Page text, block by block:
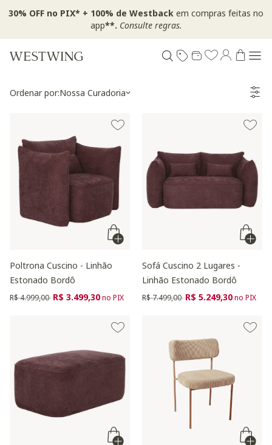
30% OFF no PIX* + 100% de Westback em compras feitas no
app**. Consulte regras.
Ordenar por:Nossa Curadoria
Poltrona Cuscino - Linhão
Estonado Bordô
Preço reduzido de
R$ 4.999,00 para
R$ 3.499,30no PIX
Sofá Cuscino 2 Lugares -
Linhão Estonado Bordô
Preço reduzido de
R$ 7.499,00 para
R$ 5.249,30no PIX